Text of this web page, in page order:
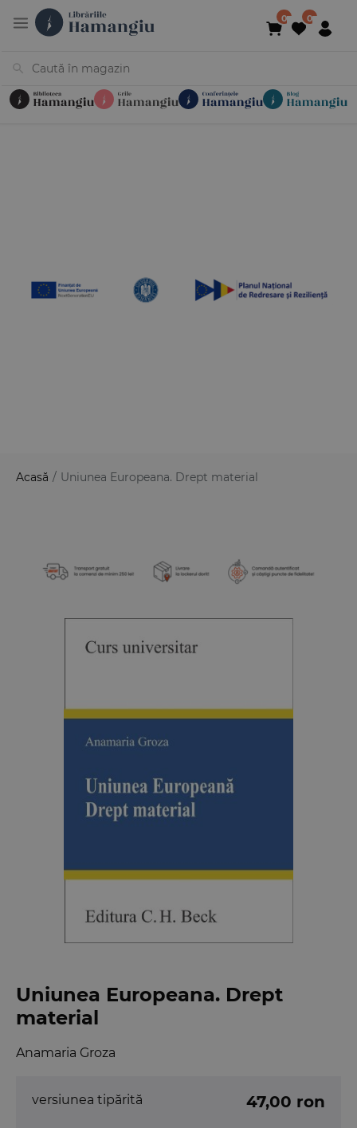
Acasă / Uniunea Europeana. Drept material
Uniunea Europeana. Drept
material
Anamaria Groza
versiunea tipărită 47,00 ron